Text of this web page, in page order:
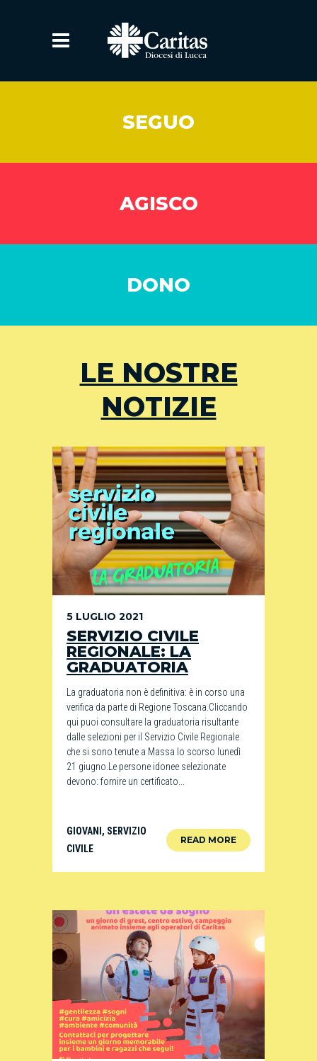
SEGUO
AGISCO
DONO
LE NOSTRE
NOTIZIE
5 LUGLIO 2021
SERVIZIO CIVILE
REGIONALE: LA
GRADUATORIA
La graduatoria non è definitiva: è in corso una
verifica da parte di Regione Toscana.Cliccando
qui puoi consultare la graduatoria risultante
dalle selezioni per il Servizio Civile Regionale
che si sono tenute a Massa lo scorso lunedì
21 giugno.Le persone idonee selezionate
devono: fornire un certificato...
GIOVANI , SERVIZIO
CIVILE
READ MORE